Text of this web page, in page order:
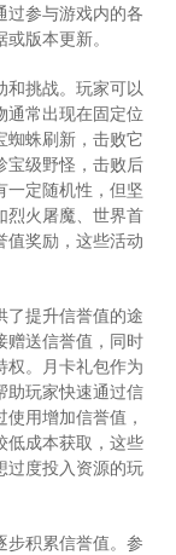
过参与游戏内的各
版本更新。
和挑战。玩家可以
通常出现在固定位
蜘蛛刷新，击败它
宝级野怪，击败后
一定随机性，但坚
烈火屠魔、世界首
值奖励，这些活动
了提升信誉值的途
赠送信誉值，同时
权。月卡礼包作为
助玩家快速通过信
用增加信誉值，
低成本获取，这些
过度投入资源的玩
步积累信誉值。参